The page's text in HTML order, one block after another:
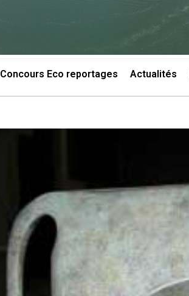
Concours Eco reportages Actualités